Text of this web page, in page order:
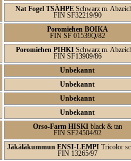
Nat Fogel TSÄHPE Schwarz m.
FIN SF32219/90
Poromiehen BOIKA
FIN SF 01539Q/82
Poromiehen PIHKISchwarz m.
FIN SF13909/86
Unbekannt
Unbekannt
Unbekannt
Unbekannt
Orso-Farm HISKIblack & tan
FIN SF24504/92
Jäkäläkummun ENSI-LEMPITricolor
FIN 13265/97